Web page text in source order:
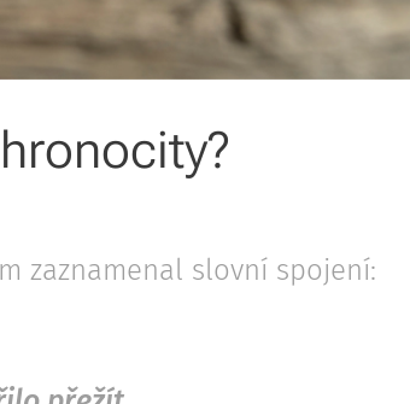
zaznamenal slovní spojení: